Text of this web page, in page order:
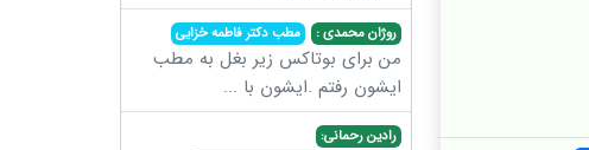
روژان محمدی : مطب دکتر فاطمه خزایی
من برای بوتاکس زیر بغل به مطب
ایشون رفتم .ایشون با ...
رادین رحمانی: